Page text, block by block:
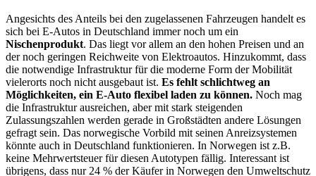
Angesichts des Anteils bei den zugelassenen Fahrzeugen handelt es
sich bei E-Autos in Deutschland immer noch um ein
Nischenprodukt. Das liegt vor allem an den hohen Preisen und an
der noch geringen Reichweite von Elektroautos. Hinzukommt, dass
die notwendige Infrastruktur für die moderne Form der Mobilität
vielerorts noch nicht ausgebaut ist. Es fehlt schlichtweg an
Möglichkeiten, ein E-Auto flexibel laden zu können. Noch mag
die Infrastruktur ausreichen, aber mit stark steigenden
Zulassungszahlen werden gerade in Großstädten andere Lösungen
gefragt sein. Das norwegische Vorbild mit seinen Anreizsystemen
könnte auch in Deutschland funktionieren. In Norwegen ist z.B.
keine Mehrwertsteuer für diesen Autotypen fällig. Interessant ist
übrigens, dass nur 24 % der Käufer in Norwegen den Umweltschutz